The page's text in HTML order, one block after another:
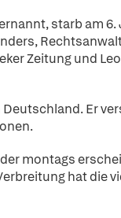
starb am
Zeitung und
Er
montags
hat